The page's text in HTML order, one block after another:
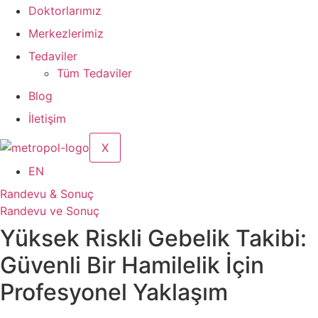
Doktorlarımız
Merkezlerimiz
Tedaviler
Tüm Tedaviler
Blog
İletişim
X
EN
Randevu & Sonuç
Randevu ve Sonuç
Yüksek Riskli Gebelik Takibi:
Güvenli Bir Hamilelik İçin
Profesyonel Yaklaşım